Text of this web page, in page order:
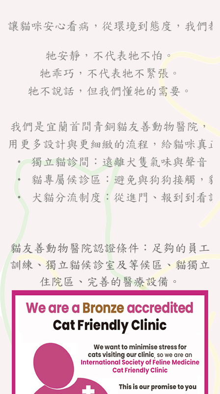
牠安靜，不代表牠不怕。
牠乖巧，不代表牠不緊張。
牠不說話，但我們懂牠的需要。
我們是宜蘭首間青銅貓友善動物醫院，
用更多設計與更細緻的流程，給貓咪真
• 獨立貓診間：遠離犬隻氣味與聲音
• 貓專屬候診區：避免與狗狗接觸，
• 犬貓分流制度：從進門、報到到看
貓友善動物醫院認證條件：足夠的員工
訓練、獨立貓候診室及等候區、貓獨立
住院區、完善的醫療設備。